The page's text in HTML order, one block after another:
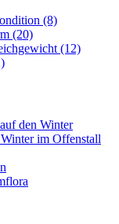
(8)
(20)
(12)
den Winter
im Offenstall